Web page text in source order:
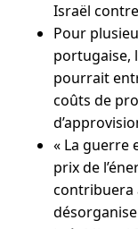
Israël
Pour
portugaise,
pourrait
coûts de
« La guerre
prix de
contribuera